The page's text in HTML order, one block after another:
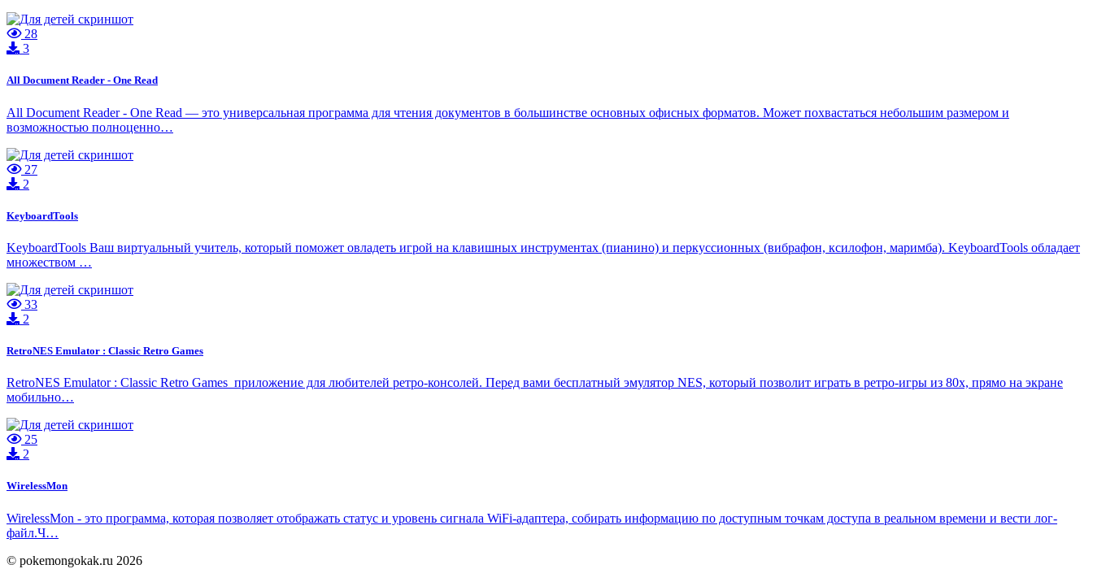
28
3
All Document Reader - One Read
All Document Reader - One Read — это универсальная программа для чтения документов в большинстве основных офисных форматов. Может похвастаться небольшим размером и
возможностью полноценно…
27
2
KeyboardTools
KeyboardTools Ваш виртуальный учитель, который поможет овладеть игрой на клавишных инструментах (пианино) и перкуссионных (вибрафон, ксилофон, маримба). KeyboardTools обладает
множеством …
33
2
RetroNES Emulator : Classic Retro Games
RetroNES Emulator : Classic Retro Games приложение для любителей ретро-консолей. Перед вами бесплатный эмулятор NES, который позволит играть в ретро-игры из 80х, прямо на экране
мобильно…
25
2
WirelessMon
WirelessMon - это программа, которая позволяет отображать статус и уровень сигнала WiFi-адаптера, собирать информацию по доступным точкам доступа в реальном времени и вести лог-
файл.Ч…
© pokemongokak.ru 2026